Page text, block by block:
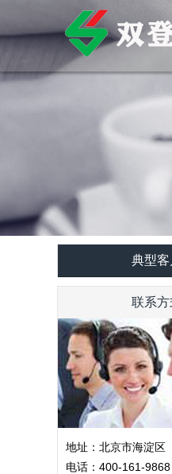
典型客
联系方
地址：北京市海淀区
电话：400-161-9868